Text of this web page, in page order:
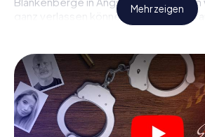
ganz verlassen können Sie sich dabei
Ermittlerutensil, Ihr Smartphone.
zahlreichen Schauplätzen in
in Verbindung stehen, und schließlich
jedem Ort knacken Sie knifflige
Stück für Stück der Lösung des Falls
als bei einem klassischen Krimi Dinner
bestimmen also Sie das Geschehen,
Mehr zeigen